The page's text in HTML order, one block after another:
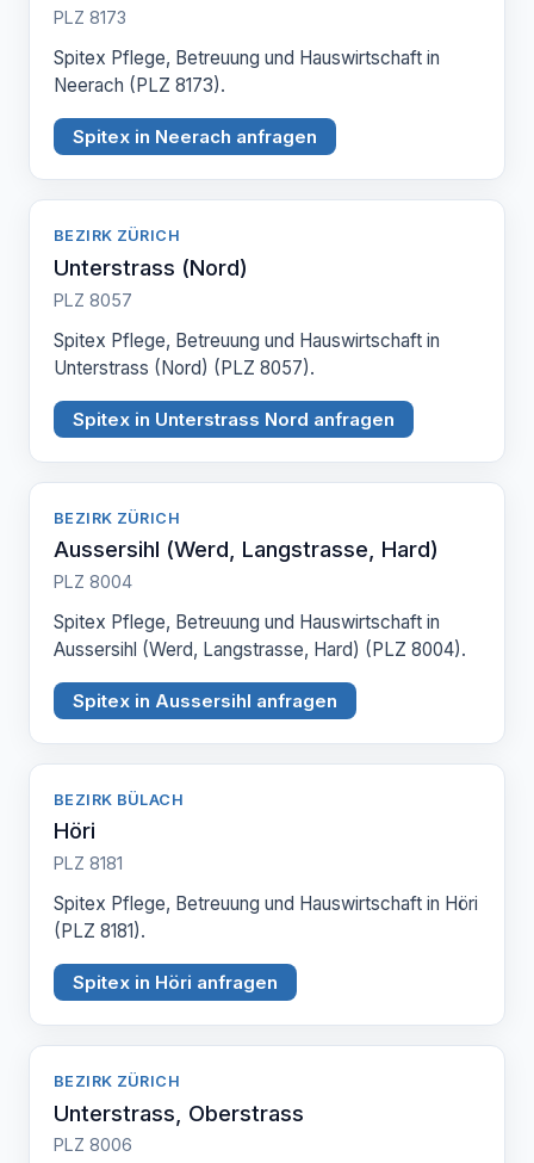
PLZ 8173
Spitex Pflege, Betreuung und Hauswirtschaft in
Neerach (PLZ 8173).
Spitex in Neerach anfragen
BEZIRK ZÜRICH
Unterstrass (Nord)
PLZ 8057
Spitex Pflege, Betreuung und Hauswirtschaft in
Unterstrass (Nord) (PLZ 8057).
Spitex in Unterstrass Nord anfragen
BEZIRK ZÜRICH
Aussersihl (Werd, Langstrasse, Hard)
PLZ 8004
Spitex Pflege, Betreuung und Hauswirtschaft in
Aussersihl (Werd, Langstrasse, Hard) (PLZ 8004).
Spitex in Aussersihl anfragen
BEZIRK BÜLACH
Höri
PLZ 8181
Spitex Pflege, Betreuung und Hauswirtschaft in Höri
(PLZ 8181).
Spitex in Höri anfragen
BEZIRK ZÜRICH
Unterstrass, Oberstrass
PLZ 8006